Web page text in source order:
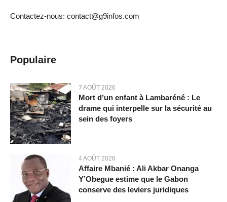
Contactez-nous: contact@g9infos.com
Populaire
7 AOÛT 2026
Mort d’un enfant à Lambaréné : Le
drame qui interpelle sur la sécurité au
sein des foyers
4 AOÛT 2026
Affaire Mbanié : Ali Akbar Onanga
Y’Obegue estime que le Gabon
conserve des leviers juridiques